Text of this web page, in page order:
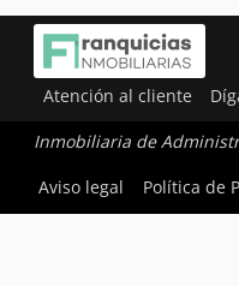
Atención al cliente
Inmobiliaria de
Aviso legal
Política de